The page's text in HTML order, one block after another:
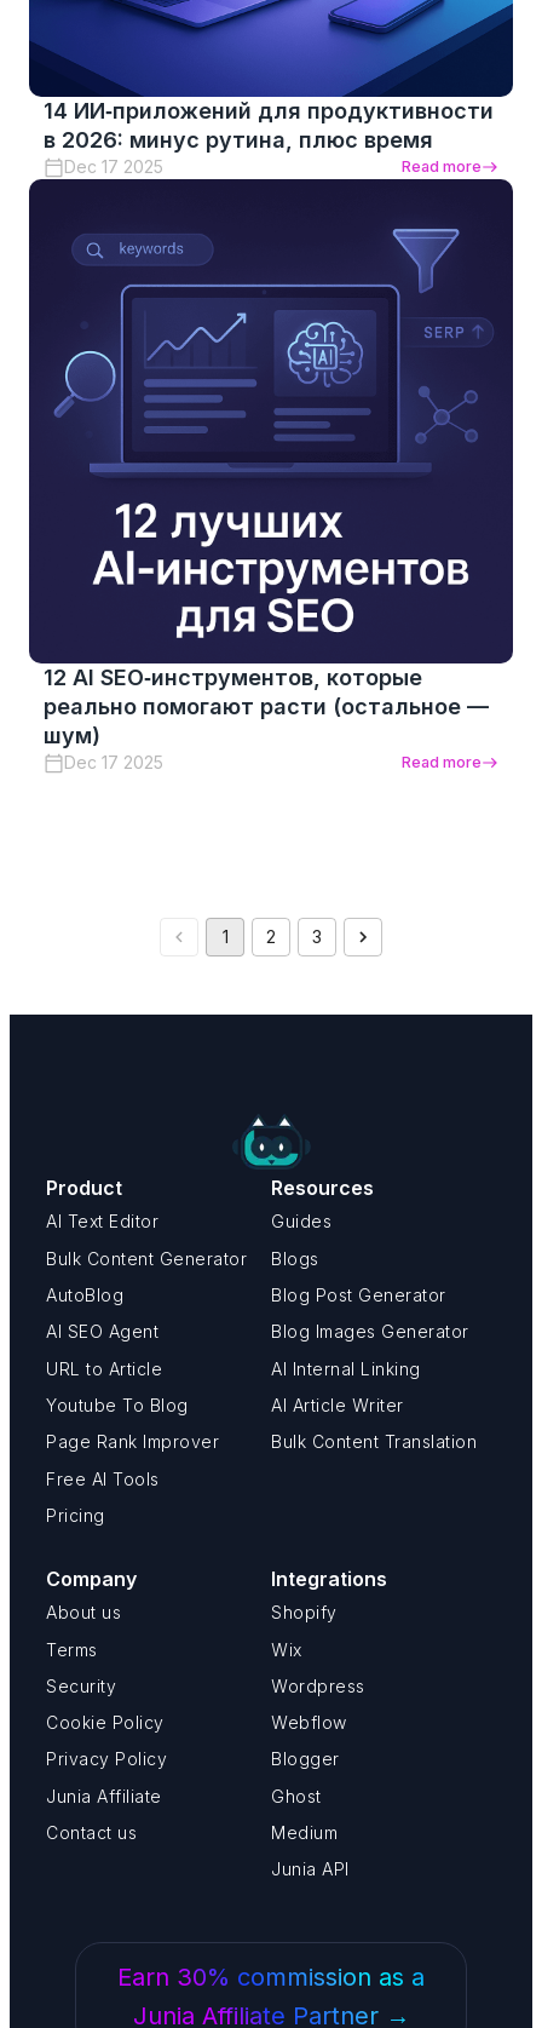
14 ИИ‑приложений для продуктивности
в 2026: минус рутина, плюс время
Dec 17 2025 Read more
12 AI SEO‑инструментов, которые
реально помогают расти (остальное —
шум)
Dec 17 2025 Read more
1 2 3
Product
AI Text Editor
Bulk Content Generator
AutoBlog
AI SEO Agent
URL to Article
Youtube To Blog
Page Rank Improver
Free AI Tools
Pricing
Resources
Guides
Blogs
Blog Post Generator
Blog Images Generator
AI Internal Linking
AI Article Writer
Bulk Content Translation
Company
About us
Terms
Security
Cookie Policy
Privacy Policy
Junia Affiliate
Contact us
Integrations
Shopify
Wix
Wordpress
Webflow
Blogger
Ghost
Medium
Junia API
Earn 30% commission as a
Junia Affiliate Partner →